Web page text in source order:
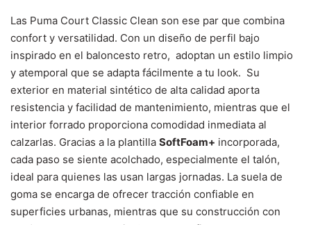
Las Puma Court Classic Clean son ese par que combina
confort y versatilidad. Con un diseño de perfil bajo
inspirado en el baloncesto retro, adoptan un estilo limpio
y atemporal que se adapta fácilmente a tu look. Su
exterior en material sintético de alta calidad aporta
resistencia y facilidad de mantenimiento, mientras que el
interior forrado proporciona comodidad inmediata al
calzarlas. Gracias a la plantilla SoftFoam+ incorporada,
cada paso se siente acolchado, especialmente el talón,
ideal para quienes las usan largas jornadas. La suela de
goma se encarga de ofrecer tracción confiable en
superficies urbanas, mientras que su construcción con